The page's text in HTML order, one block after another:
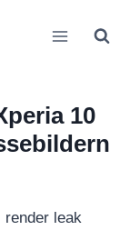
10